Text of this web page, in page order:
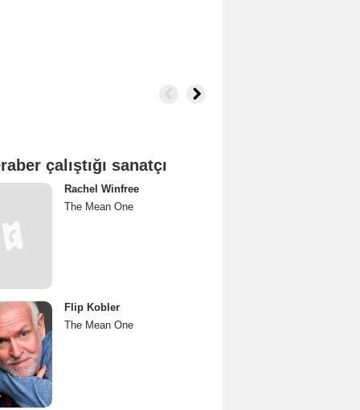
çalıştığı sanatçı
Rachel Winfree
The Mean One
Flip Kobler
The Mean One